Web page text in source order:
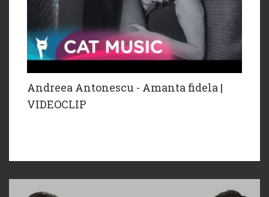
Andreea Antonescu - Amanta fidela |
VIDEOCLIP